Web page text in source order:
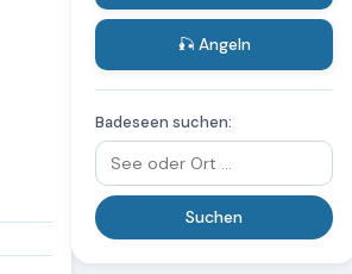
🎣 Angeln
Badeseen suchen: